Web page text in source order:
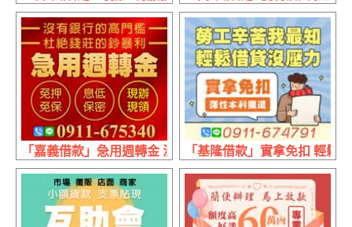
「嘉義借款」急用週轉金 沒有銀行高門檻 | 拒絕錢莊的暴利
「基隆借款」實拿免扣 輕鬆